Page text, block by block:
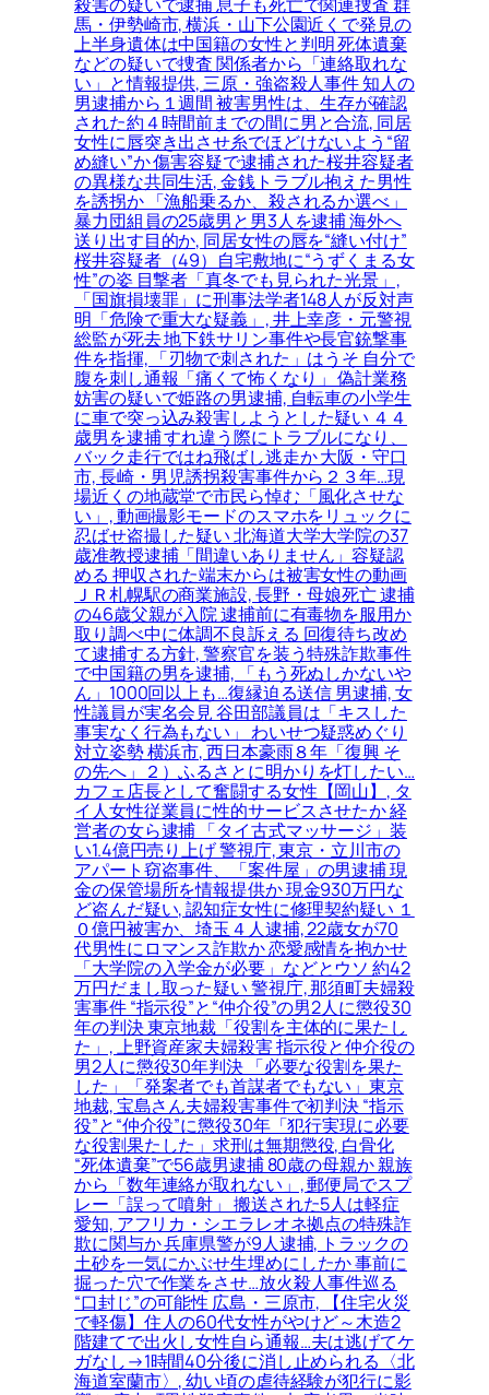
馬・伊勢崎市, 横浜・山下公園近くで発見の
上半身遺体は中国籍の女性と判明 死体遺棄
などの疑いで捜査 関係者から「連絡取れな
い」と情報提供, 三原・強盗殺人事件 知人の
男逮捕から１週間 被害男性は、生存が確認
された約４時間前までの間に男と合流, 同居
女性に唇突き出させ糸でほどけないよう“留
め縫い”か 傷害容疑で逮捕された桜井容疑者
の異様な共同生活, 金銭トラブル抱えた男性
を誘拐か 「漁船乗るか、殺されるか選べ」
暴力団組員の25歳男と男3人を逮捕 海外へ
送り出す目的か, 同居女性の唇を“縫い付け”
桜井容疑者（49）自宅敷地に“うずくまる女
性”の姿 目撃者「真冬でも見られた光景」,
「国旗損壊罪」に刑事法学者148人が反対声
明「危険で重大な疑義」, 井上幸彦・元警視
総監が死去 地下鉄サリン事件や長官銃撃事
件を指揮, 「刃物で刺された」はうそ 自分で
腹を刺し通報「痛くて怖くなり」 偽計業務
妨害の疑いで姫路の男逮捕, 自転車の小学生
に車で突っ込み殺害しようとした疑い ４４
歳男を逮捕 すれ違う際にトラブルになり、
バック走行ではね飛ばし逃走か 大阪・守口
市, 長崎・男児誘拐殺害事件から２３年…現
場近くの地蔵堂で市民ら悼む「風化させな
い」, 動画撮影モードのスマホをリュックに
忍ばせ盗撮した疑い 北海道大学大学院の37
歳准教授逮捕「間違いありません」容疑認
める 押収された端末からは被害女性の動画
ＪＲ札幌駅の商業施設, 長野・母娘死亡 逮捕
の46歳父親が入院 逮捕前に有毒物を服用か
取り調べ中に体調不良訴える 回復待ち改め
て逮捕する方針, 警察官を装う特殊詐欺事件
で中国籍の男を逮捕, 「もう死ぬしかないや
ん」1000回以上も…復縁迫る送信 男逮捕, 女
性議員が実名会見 谷田部議員は「キスした
事実なく行為もない」 わいせつ疑惑めぐり
対立姿勢 横浜市, 西日本豪雨８年「復興 そ
の先へ」２）ふるさとに明かりを灯したい…
カフェ店長として奮闘する女性【岡山】, タ
イ人女性従業員に性的サービスさせたか 経
営者の女ら逮捕 「タイ古式マッサージ」装
い1.4億円売り上げ 警視庁, 東京・立川市の
アパート窃盗事件、「案件屋」の男逮捕 現
金の保管場所を情報提供か 現金930万円な
ど盗んだ疑い, 認知症女性に修理契約疑い １
０億円被害か、埼玉４人逮捕, 22歳女が70
代男性にロマンス詐欺か 恋愛感情を抱かせ
「大学院の入学金が必要」などとウソ 約42
万円だまし取った疑い 警視庁, 那須町夫婦殺
害事件 “指示役”と“仲介役”の男2人に懲役30
年の判決 東京地裁「役割を主体的に果たし
た」, 上野資産家夫婦殺害 指示役と仲介役の
男2人に懲役30年判決 「必要な役割を果た
した」「発案者でも首謀者でもない」東京
地裁, 宝島さん夫婦殺害事件で初判決 “指示
役”と“仲介役”に懲役30年「犯行実現に必要
な役割果たした」求刑は無期懲役, 白骨化
“死体遺棄”で56歳男逮捕 80歳の母親か 親族
から「数年連絡が取れない」, 郵便局でスプ
レー「誤って噴射」 搬送された5人は軽症
愛知, アフリカ・シエラレオネ拠点の特殊詐
欺に関与か 兵庫県警が9人逮捕, トラックの
土砂を一気にかぶせ生埋めにしたか 事前に
掘った穴で作業をさせ…放火殺人事件巡る
“口封じ”の可能性 広島・三原市, 【住宅火災
で軽傷】住人の60代女性がやけど～木造2
階建てで出火し女性自ら通報…夫は逃げてケ
ガなし→1時間40分後に消し止められる〈北
海道室蘭市〉, 幼い頃の虐待経験が犯行に影